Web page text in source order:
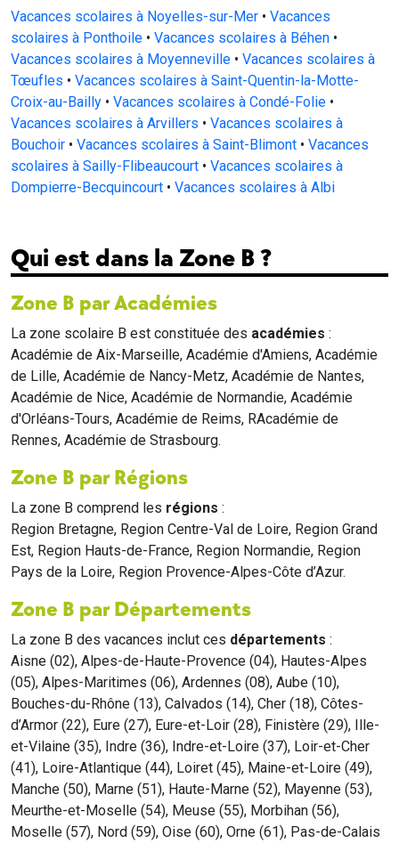
Vacances scolaires à Noyelles-sur-Mer • Vacances
scolaires à Ponthoile • Vacances scolaires à Béhen •
Vacances scolaires à Moyenneville • Vacances scolaires à
Tœufles • Vacances scolaires à Saint-Quentin-la-Motte-
Croix-au-Bailly • Vacances scolaires à Condé-Folie •
Vacances scolaires à Arvillers • Vacances scolaires à
Bouchoir • Vacances scolaires à Saint-Blimont • Vacances
scolaires à Sailly-Flibeaucourt • Vacances scolaires à
Dompierre-Becquincourt • Vacances scolaires à Albi
Qui est dans la Zone B ?
Zone B par Académies
La zone scolaire B est constituée des académies :
Académie de Aix-Marseille, Académie d'Amiens, Académie
de Lille, Académie de Nancy-Metz, Académie de Nantes,
Académie de Nice, Académie de Normandie, Académie
d'Orléans-Tours, Académie de Reims, RAcadémie de
Rennes, Académie de Strasbourg.
Zone B par Régions
La zone B comprend les régions :
Region Bretagne, Region Centre-Val de Loire, Region Grand
Est, Region Hauts-de-France, Region Normandie, Region
Pays de la Loire, Region Provence-Alpes-Côte d’Azur.
Zone B par Départements
La zone B des vacances inclut ces départements :
Aisne (02), Alpes-de-Haute-Provence (04), Hautes-Alpes
(05), Alpes-Maritimes (06), Ardennes (08), Aube (10),
Bouches-du-Rhône (13), Calvados (14), Cher (18), Côtes-
d’Armor (22), Eure (27), Eure-et-Loir (28), Finistère (29), Ille-
et-Vilaine (35), Indre (36), Indre-et-Loire (37), Loir-et-Cher
(41), Loire-Atlantique (44), Loiret (45), Maine-et-Loire (49),
Manche (50), Marne (51), Haute-Marne (52), Mayenne (53),
Meurthe-et-Moselle (54), Meuse (55), Morbihan (56),
Moselle (57), Nord (59), Oise (60), Orne (61), Pas-de-Calais